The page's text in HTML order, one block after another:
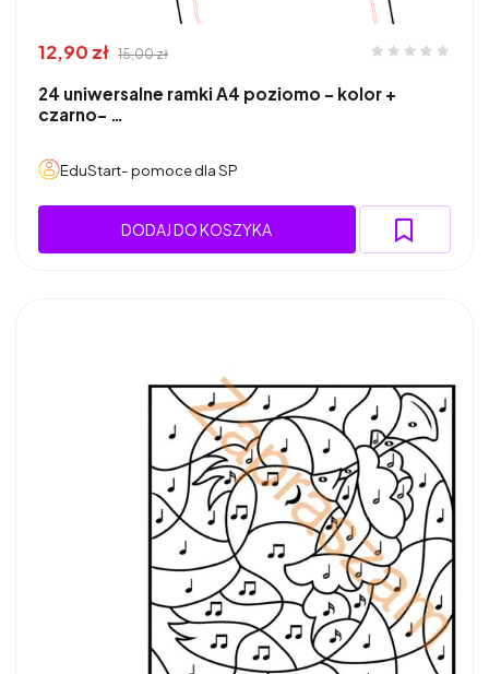
12,90 zł 15,00 zł
24 uniwersalne ramki A4 poziomo – kolor +
czarno- …
EduStart- pomoce dla SP
DODAJ DO KOSZYKA